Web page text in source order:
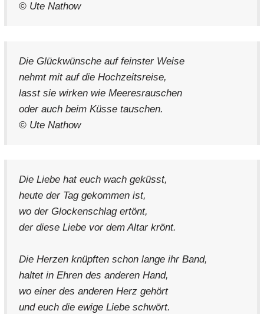
© Ute Nathow
Die Glückwünsche auf feinster Weise
nehmt mit auf die Hochzeitsreise,
lasst sie wirken wie Meeresrauschen
oder auch beim Küsse tauschen.
© Ute Nathow
Die Liebe hat euch wach geküsst,
heute der Tag gekommen ist,
wo der Glockenschlag ertönt,
der diese Liebe vor dem Altar krönt.
Die Herzen knüpften schon lange ihr Band,
haltet in Ehren des anderen Hand,
wo einer des anderen Herz gehört
und euch die ewige Liebe schwört.